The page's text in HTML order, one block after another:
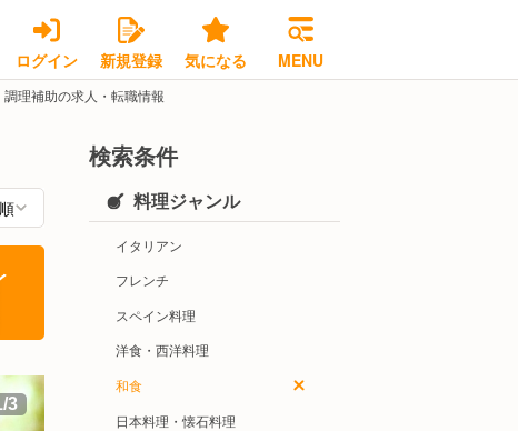
ログイン 新規登録 気になる MENU
理補助の求人・転職情報
/3
検索条件
料理ジャンル
イタリアン
フレンチ
スペイン料理
洋食・西洋料理
和食
日本料理・懐石料理